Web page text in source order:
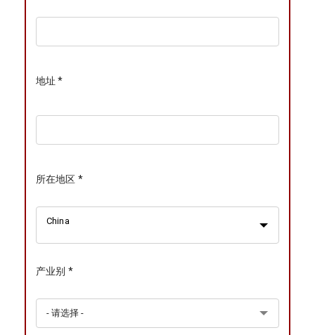
地址 *
所在地区 *
China
产业别 *